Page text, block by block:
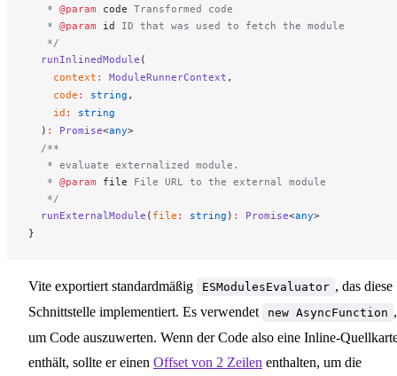
   *
@param code Transformed code
   *
@param id
ID that was used to fetch the module
   */
runInlinedModule (
context : ModuleRunnerContext ,
code : string ,
id :
string
  )
: Promise<any>
  /**
   * evaluate externalized module.
   *
@param file File URL to the external module
   */
runExternalModule ( file : string ) : Promise<any>
}
Vite exportiert standardmäßig ESModulesEvaluator , das diese
Schnittstelle implementiert. Es verwendet
new AsyncFunction ,
um Code auszuwerten. Wenn der Code also eine Inline-
enthält, sollte er einen Offset von 2 Zeilen enthalten, um die